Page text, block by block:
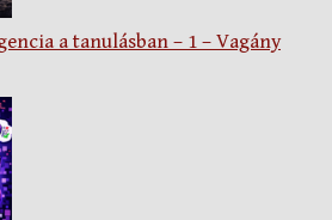
a tanulásban – 1 – Vagány